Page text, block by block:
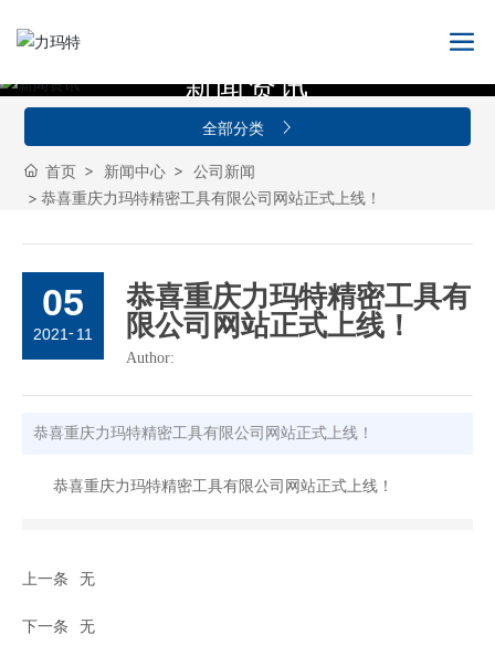
新闻资讯
全部分类
首页 新闻中心
公司新闻
恭喜重庆力玛特精密工具有限公司网站正式上线！
05
2021 - 11
恭喜重庆力玛特精密工具有
限公司网站正式上线！
Author:
恭喜重庆力玛特精密工具有限公司网站正式上线！
恭喜重庆力玛特精密工具有限公司网站正式上线！
上一条 无
下一条 无